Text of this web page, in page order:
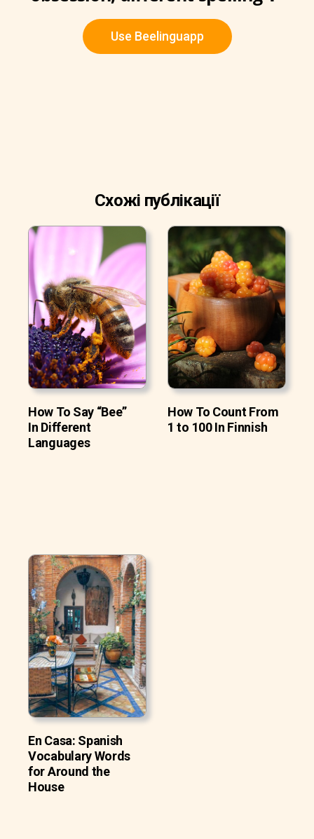
Use Beelinguapp
Схожі публікації
How To Say “Bee”
In Different
Languages
How To Count From
1 to 100 In Finnish
En Casa: Spanish
Vocabulary Words
for Around the
House